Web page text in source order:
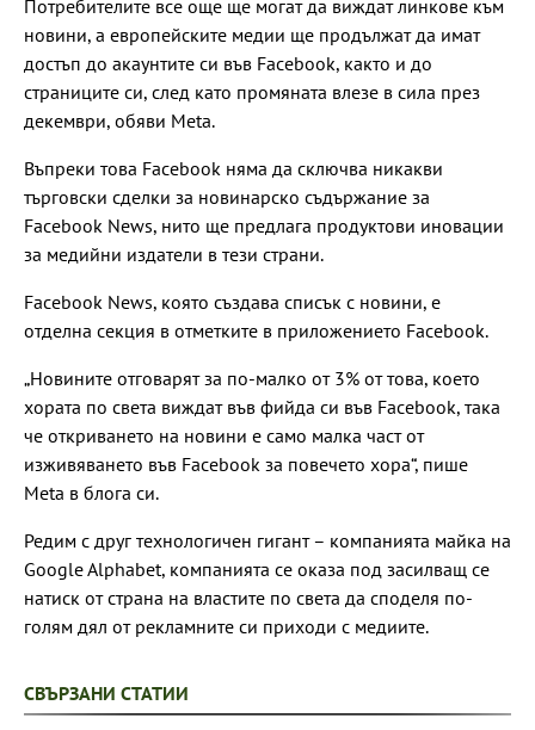
Потребителите все още ще могат да виждат линкове към
новини, а европейските медии ще продължат да имат
достъп до акаунтите си във Facebook, както и до
страниците си, след като промяната влезе в сила през
декември, обяви Meta.
Въпреки това Facebook няма да сключва никакви
търговски сделки за новинарско съдържание за
Facebook News, нито ще предлага продуктови иновации
за медийни издатели в тези страни.
Facebook News, която създава списък с новини, е
отделна секция в отметките в приложението Facebook.
„Новините отговарят за по-малко от 3% от това, което
хората по света виждат във фийда си във Facebook, така
че откриването на новини е само малка част от
изживяването във Facebook за повечето хора“, пише
Meta в блога си.
Редим с друг технологичен гигант – компанията майка на
Google Alphabet, компанията се оказа под засилващ се
натиск от страна на властите по света да споделя по-
голям дял от рекламните си приходи с медиите.
СВЪРЗАНИ СТАТИИ